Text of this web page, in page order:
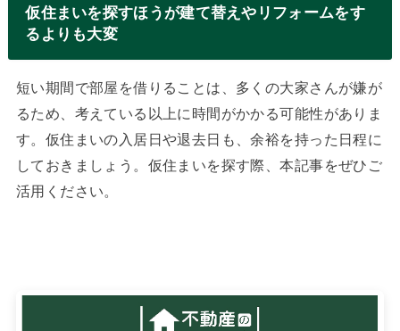
仮住まいを探すほうが建て替えやリフォームをす
るよりも大変
短い期間で部屋を借りることは、多くの大家さんが嫌が
るため、考えている以上に時間がかかる可能性がありま
す。仮住まいの入居日や退去日も、余裕を持った日程に
しておきましょう。仮住まいを探す際、本記事をぜひご
活用ください。